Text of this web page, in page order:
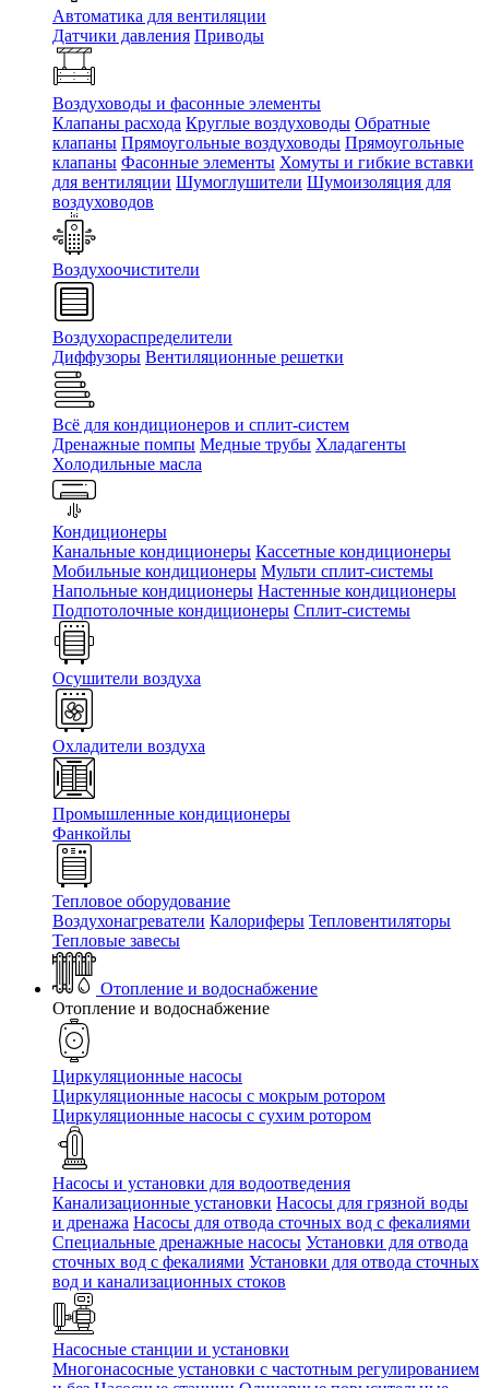
Автоматика для вентиляции
Датчики давления Приводы
Воздуховоды и фасонные элементы
Клапаны расхода Круглые воздуховоды Обратные
клапаны Прямоугольные воздуховоды Прямоугольные
клапаны Фасонные элементы Хомуты и гибкие вставки
для вентиляции Шумоглушители Шумоизоляция для
воздуховодов
Воздухоочистители
Воздухораспределители
Диффузоры Вентиляционные решетки
Всё для кондиционеров и сплит-систем
Дренажные помпы Медные трубы Хладагенты
Холодильные масла
Кондиционеры
Канальные кондиционеры Кассетные кондиционеры
Мобильные кондиционеры Мульти сплит-системы
Напольные кондиционеры Настенные кондиционеры
Подпотолочные кондиционеры Сплит-системы
Осушители воздуха
Охладители воздуха
Промышленные кондиционеры
Фанкойлы
Тепловое оборудование
Воздухонагреватели Калориферы Тепловентиляторы
Тепловые завесы
Отопление и водоснабжение
Отопление и водоснабжение
Циркуляционные насосы
Циркуляционные насосы с мокрым ротором
Циркуляционные насосы с сухим ротором
Насосы и установки для водоотведения
Канализационные установки Насосы для грязной воды
и дренажа Насосы для отвода сточных вод c фекалиями
Специальные дренажные насосы Установки для отвода
сточных вод c фекалиями Установки для отвода сточных
вод и канализационных стоков
Насосные станции и установки
Многонасосные установки с частотным регулированием